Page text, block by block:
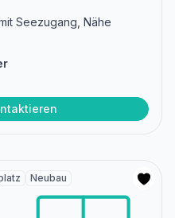
Seezugang, Nähe
Neubau